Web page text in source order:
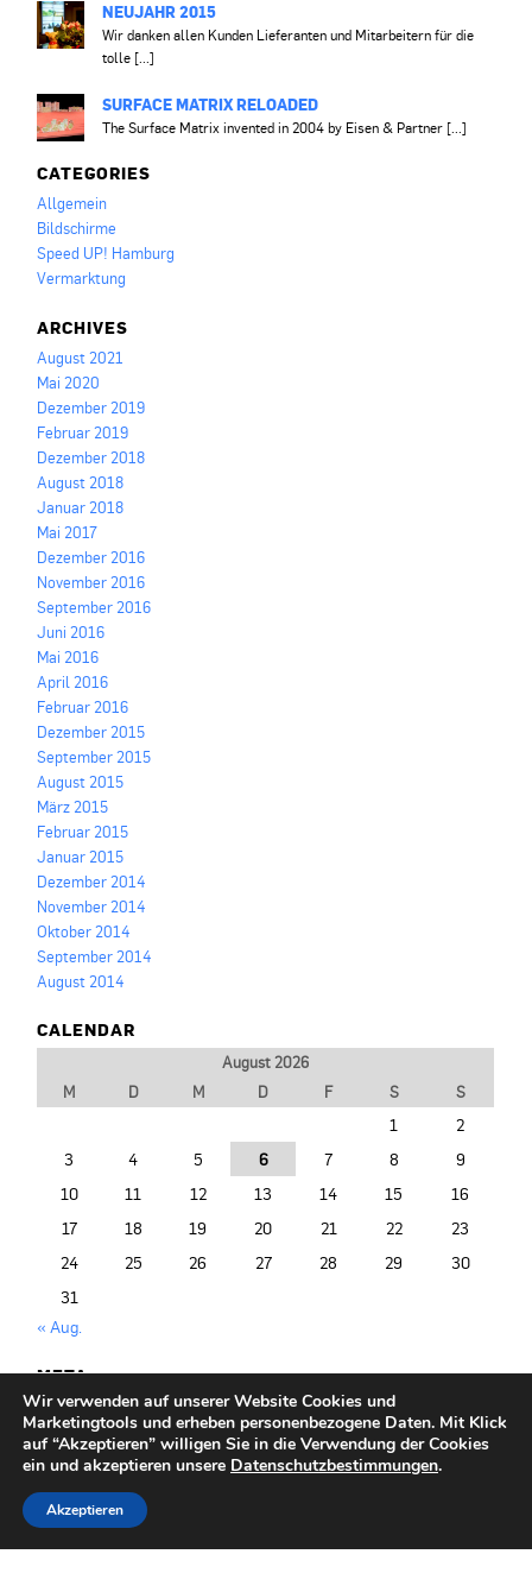
NEUJAHR 2015
Wir danken allen Kunden Lieferanten und Mitarbeitern für die
tolle [...]
SURFACE MATRIX RELOADED
The Surface Matrix invented in 2004 by Eisen & Partner [...]
CATEGORIES
Allgemein
Bildschirme
Speed UP! Hamburg
Vermarktung
ARCHIVES
August 2021
Mai 2020
Dezember 2019
Februar 2019
Dezember 2018
August 2018
Januar 2018
Mai 2017
Dezember 2016
November 2016
September 2016
Juni 2016
Mai 2016
April 2016
Februar 2016
Dezember 2015
September 2015
August 2015
März 2015
Februar 2015
Januar 2015
Dezember 2014
November 2014
Oktober 2014
September 2014
August 2014
CALENDAR
August 2026
M
D M D F S S
1
2
3
4 5 6 7 8
9
10
11 12 13 14 15
16
17
18 19 20 21 22
23
24
25 26 27 28 29
30
31
« Aug.
META
Anmelden
Entries (RSS)
© 2014-2026 PRIMO PORTAL |
Wir verwenden auf unserer Website Cookies und
Marketingtools und erheben personenbezogene Daten. Mit Klick
auf “Akzeptieren” willigen Sie in die Verwendung der Cookies
ein und akzeptieren unsere Datenschutzbestimmungen.
Akzeptieren